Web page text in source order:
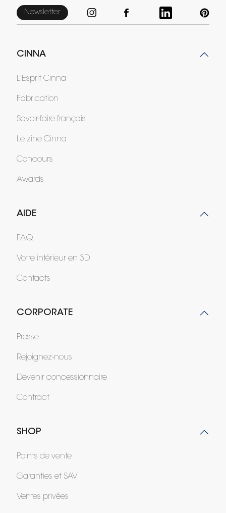
Newsletter
CINNA
L'Esprit Cinna
Fabrication
Savoir-faire français
Le zine Cinna
Concours
Awards
AIDE
FAQ
Votre intérieur en 3D
Contacts
CORPORATE
Presse
Rejoignez-nous
Devenir concessionnaire
Contract
SHOP
Points de vente
Garanties et SAV
Ventes privées